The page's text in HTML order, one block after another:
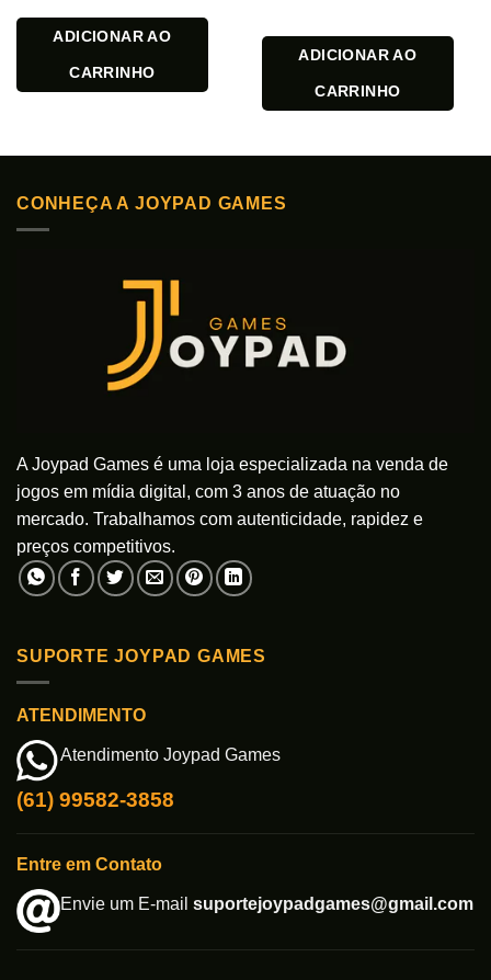
ADICIONAR AO
CARRINHO
ADICIONAR AO
CARRINHO
CONHEÇA A JOYPAD GAMES
A Joypad Games é uma loja especializada na venda de
jogos em mídia digital, com 3 anos de atuação no
mercado. Trabalhamos com autenticidade, rapidez e
preços competitivos.
SUPORTE JOYPAD GAMES
ATENDIMENTO
Atendimento Joypad Games
(61) 99582-3858
Entre em Contato
Envie um E-mail suportejoypadgames@gmail.com